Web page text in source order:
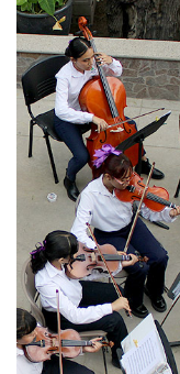
Coordinar
desarrollo
comunidad,
armonía,
pueden
los
Semana
Práctica de